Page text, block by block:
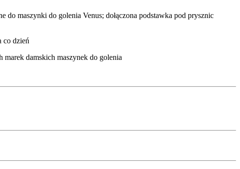
maszynki do golenia Venus; dołączona podstawka pod prysznic
co dzień
damskich maszynek do golenia